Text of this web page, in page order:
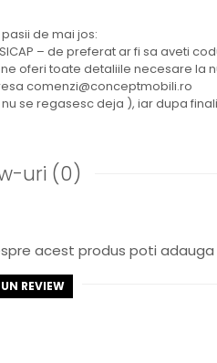
de mai jos:
– de preferat ar fi sa aveti
oferi toate detaliile necesare la
comenzi@conceptmobili.ro
se regasesc deja ), iar dupa
uri (0)
acest produs poti adauga
REVIEW